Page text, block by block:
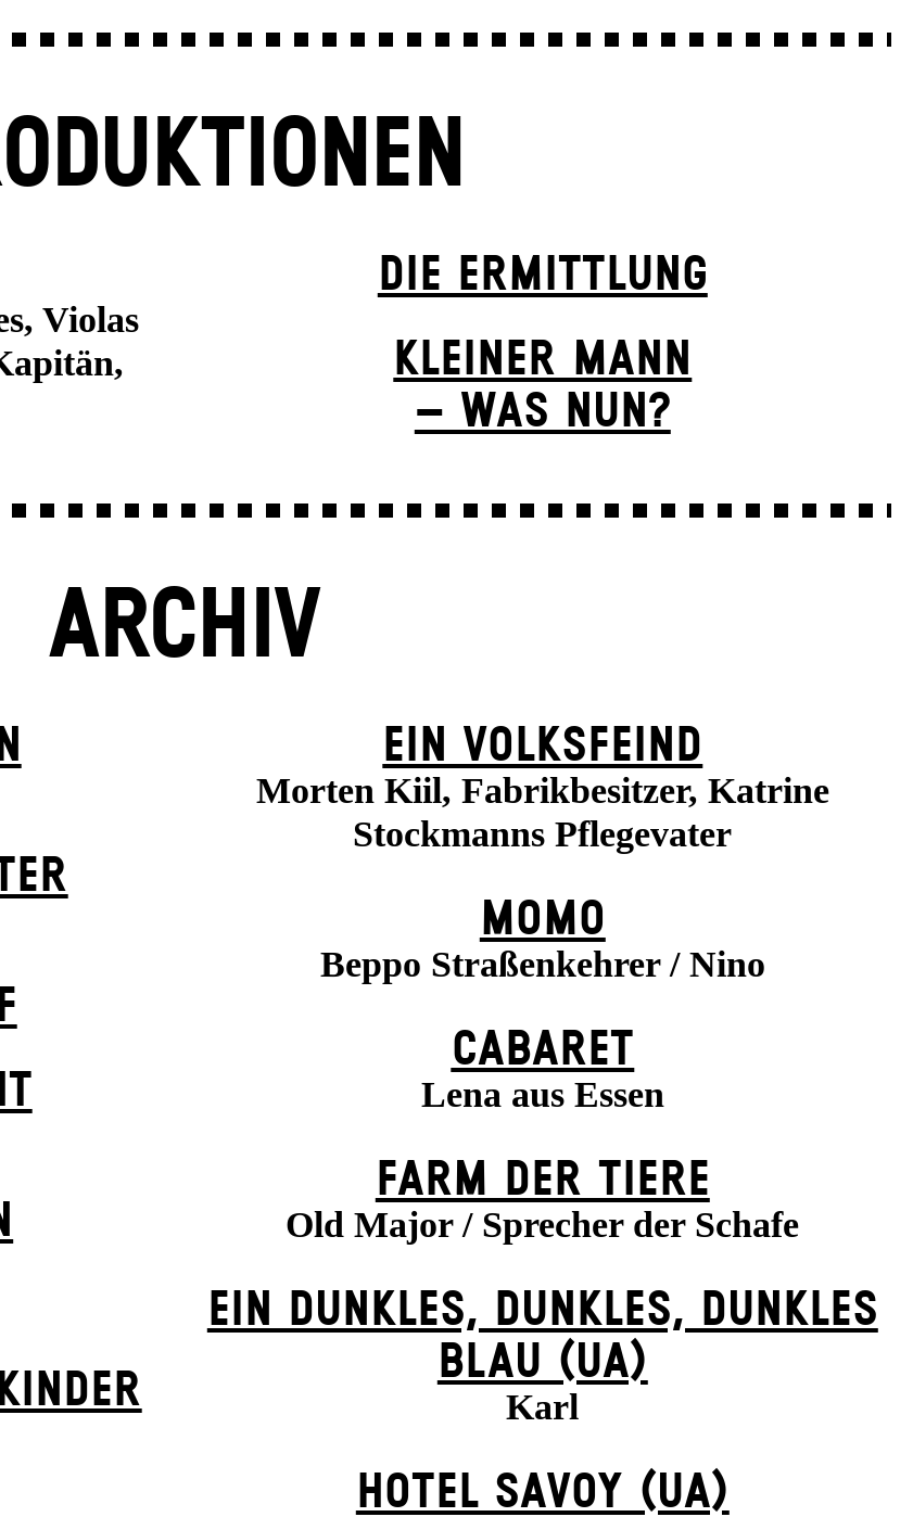
Violas
DIE ERMITTLUNG
KLEINER MANN
– WAS NUN?
ARCHIV
EIN VOLKS­FEIND
Morten Kiil, Fabrikbesitzer, Katrine
Stockmanns Pflegevater
MOMO
Beppo Straßenkehrer / Nino
CABARET
Lena aus Essen
FARM DER TIERE
Old Major / Sprecher der Schafe
EIN DUNK­LES, DUNK­LES, DUNK­LES
BLAU (UA)
Karl
HOTEL SAVOY (UA)